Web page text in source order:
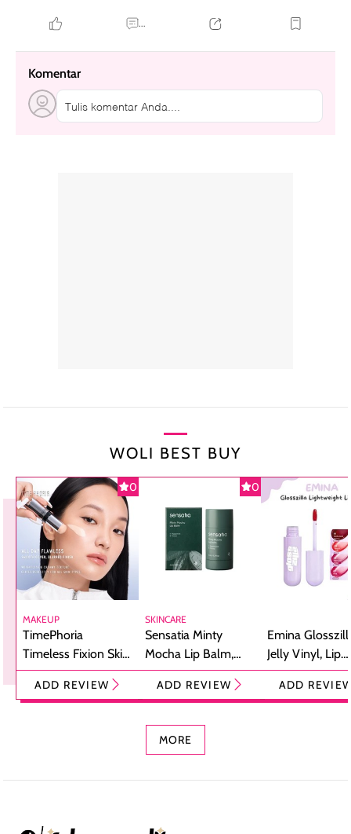
...
Komentar
Tulis komentar Anda....
WOLI BEST BUY
0
MAKEUP
TimePhoria
Timeless Fixion Skin
Tint Stick,
Foundation dan
ADD REVIEW
0
SKINCARE
Sensatia Minty
Mocha Lip Balm,
Pelembap Bibir
dengan Aroma
ADD REVIEW
Emina
Jelly Vinyl, Lip
Cream Glossy
Ringan
ADD
MORE